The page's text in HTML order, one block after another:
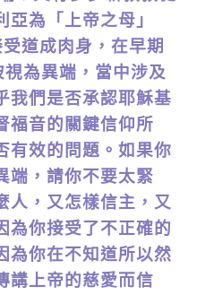
為「上帝之母」
道成肉身，在早期
為異端，當中涉及
我們是否承認耶穌基
福音的關鍵信仰所
有效的問題。如果你
端，請你不要太緊
人，又怎樣信主，又
為你接受了不正確的
為你在不知道所以然
講上帝的慈愛而信